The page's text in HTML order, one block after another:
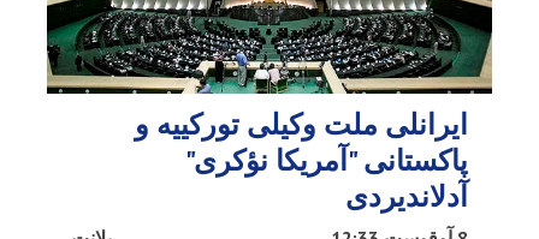
ایرانلی ملت وکیلی تورکییه و
پاکستانی "آمریکا نؤکری"
آدلاندیردی